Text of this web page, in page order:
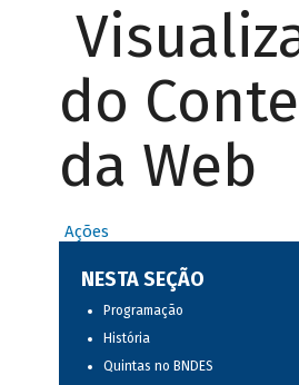
do
da Web
Ações
NESTA SEÇÃO
Programação
História
Quintas no BNDES